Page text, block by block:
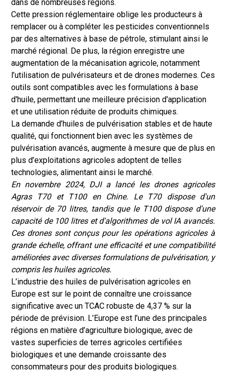
dans de nombreuses régions.
Cette pression réglementaire oblige les producteurs à
remplacer ou à compléter les pesticides conventionnels
par des alternatives à base de pétrole, stimulant ainsi le
marché régional. De plus, la région enregistre une
augmentation de la mécanisation agricole, notamment
l’utilisation de pulvérisateurs et de drones modernes. Ces
outils sont compatibles avec les formulations à base
d'huile, permettant une meilleure précision d'application
et une utilisation réduite de produits chimiques.
La demande d’huiles de pulvérisation stables et de haute
qualité, qui fonctionnent bien avec les systèmes de
pulvérisation avancés, augmente à mesure que de plus en
plus d’exploitations agricoles adoptent de telles
technologies, alimentant ainsi le marché.
En novembre 2024, DJI a lancé les drones agricoles
Agras T70 et T100 en Chine. Le T70 dispose d'un
réservoir de 70 litres, tandis que le T100 dispose d'une
capacité de 100 litres et d'algorithmes de vol IA avancés.
Ces drones sont conçus pour les opérations agricoles à
grande échelle, offrant une efficacité et une compatibilité
améliorées avec diverses formulations de pulvérisation, y
compris les huiles agricoles.
L’industrie des huiles de pulvérisation agricoles en
Europe est sur le point de connaître une croissance
significative avec un TCAC robuste de 4,37 % sur la
période de prévision. L’Europe est l’une des principales
régions en matière d’agriculture biologique, avec de
vastes superficies de terres agricoles certifiées
biologiques et une demande croissante des
consommateurs pour des produits biologiques.